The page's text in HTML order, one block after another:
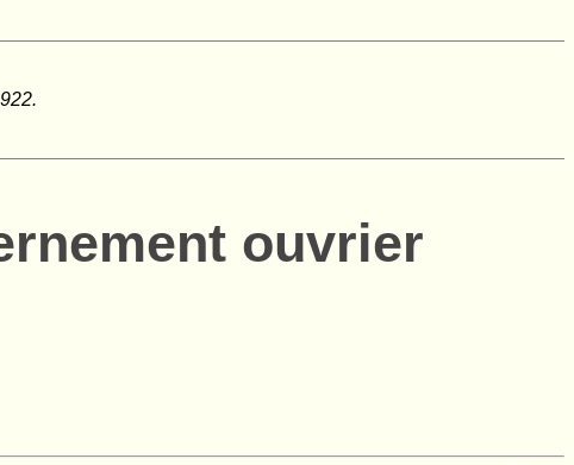
ouvrier